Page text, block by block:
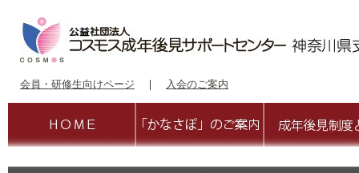
会員・研修生向けページ ｜ 入会のご案内